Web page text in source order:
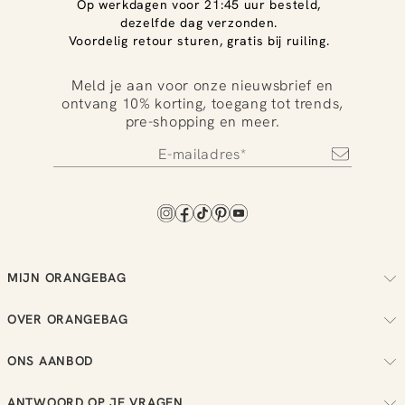
We helpen je graag verder!
Op werkdagen voor 21:45 uur besteld,
dezelfde dag verzonden.
Voordelig retour sturen, gratis bij ruiling.
Meld je aan voor onze nieuwsbrief en
ontvang 10% korting, toegang tot trends,
pre-shopping en meer.
MIJN ORANGEBAG
Regel je retouren
OVER ORANGEBAG
Duurzaamheid
ONS AANBOD